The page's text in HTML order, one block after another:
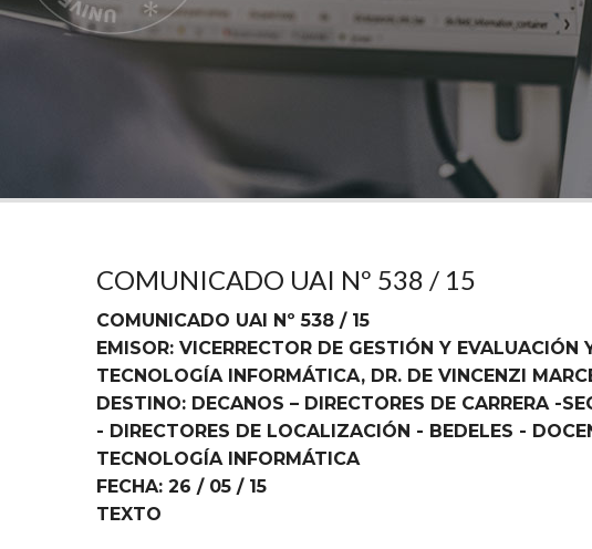
COMUNICADO UAI Nº 538 / 15
COMUNICADO UAI Nº 538 / 15
EMISOR: VICERRECTOR DE GESTIÓN Y
TECNOLOGÍA INFORMÁTICA, DR. DE VINCENZI
DESTINO: DECANOS – DIRECTORES DE CARRERA -
- DIRECTORES DE LOCALIZACIÓN - BEDELES -
TECNOLOGÍA INFORMÁTICA
FECHA: 26 / 05 / 15
TEXTO